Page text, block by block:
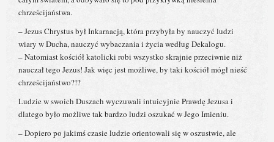
chrześcijaństwa.
– Jezus Chrystus był Inkarnacją, która przybyła by nauczyć ludzi
wiary w Ducha, nauczyć wybaczania i życia według Dekalogu.
– Natomiast kościół katolicki robi wszystko skrajnie przeciwnie niż
nauczał tego Jezus! Jak więc jest możliwe, by taki kościół mógł nieść
chrześcijaństwo?!?
Ludzie w swoich Duszach wyczuwali intuicyjnie Prawdę Jezusa i
dlatego było możliwe tak bardzo ludzi oszukać w Jego Imieniu.
– Dopiero po jakimś czasie ludzie orientowali się w oszustwie, ale